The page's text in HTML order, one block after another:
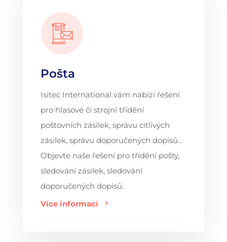
Pošta
Isitec International vám nabízí řešení
pro hlasové či strojní třídění
poštovních zásilek, správu citlivých
zásilek, správu doporučených dopisů…
Objevte naše řešení pro třídění pošty,
sledování zásilek, sledování
doporučených dopisů.
Více informací